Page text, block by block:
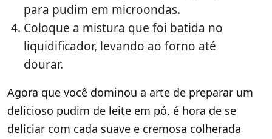
para pudim em microondas.
Coloque a mistura que foi batida no
liquidificador, levando ao forno até
dourar.
Agora que você dominou a arte de preparar um
delicioso pudim de leite em pó, é hora de se
deliciar com cada suave e cremosa colherada